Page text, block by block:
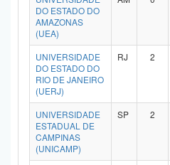
DO ESTADO DO
AMAZONAS
(UEA)
UNIVERSIDADE
DO ESTADO DO
RIO DE JANEIRO
(UERJ)
RJ 2
UNIVERSIDADE
ESTADUAL DE
CAMPINAS
(UNICAMP)
SP 2